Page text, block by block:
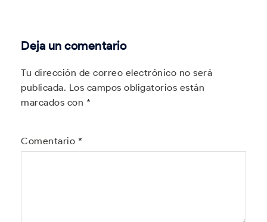
Deja un comentario
Tu dirección de correo electrónico no será
publicada. Los campos obligatorios están
marcados con *
Comentario *